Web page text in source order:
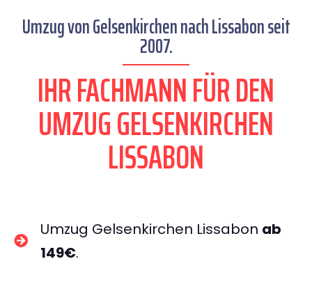
Umzug von Gelsenkirchen nach Lissabon seit
2007.
IHR FACHMANN FÜR DEN
UMZUG GELSENKIRCHEN
LISSABON
Umzug Gelsenkirchen Lissabon ab
149€.